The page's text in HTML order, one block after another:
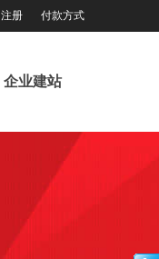
注册 付款方式
企业建站